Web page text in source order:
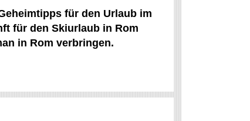
für den Urlaub im
für den Skiurlaub in Rom
in Rom verbringen.